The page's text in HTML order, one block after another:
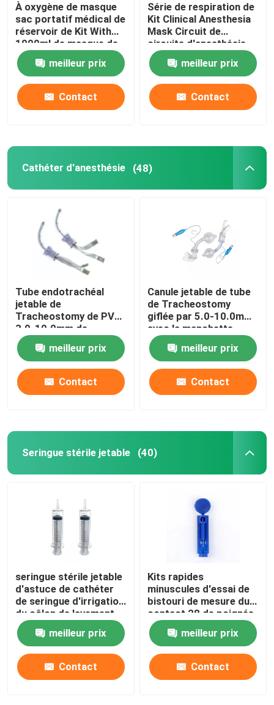
Consommables médicaux
À oxygène de masque
sac portatif médical de
réservoir de Kit With
1000ml de masque de
Rebreathing non
meilleur prix
Contact
Série de respiration de
Kit Clinical Anesthesia
Mask Circuit de
circuits d'anesthésie
jetable
meilleur prix
Contact
Cathéter d'anesthésie (48)
Tube endotrachéal
jetable de
Tracheostomy de PVC
3.0-10.0mm de
cathéter d'anesthésie
meilleur prix
Contact
Canule jetable de tube
de Tracheostomy
giflée par 5.0-10.0mm
avec la manchette
meilleur prix
Contact
Seringue stérile jetable (40)
seringue stérile jetable
d'astuce de cathéter
de seringue d'irrigation
du côlon de lavement
de seringue de 20ml
50ml 60mlmeilleur prix
Contact
Kits rapides
minuscules d'essai de
bistouri de mesure du
contact 28 de poignée
en plastique bleue
jetable de torsion
meilleur prix
Contact